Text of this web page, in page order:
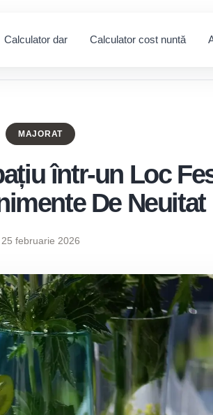
Calculator dar Calculator cost nuntă
MAJORAT
într-un Loc
De Neuitat
25 februarie 2026